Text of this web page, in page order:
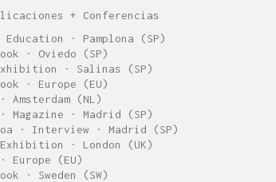
+ Conferencias
· Pamplona (SP)
· Oviedo (SP)
· Salinas (SP)
· Europe (EU)
(NL)
· Madrid (SP)
· Interview · Madrid (SP)
Exhibition · London (UK)
Europe (EU)
· Sweden (SW)